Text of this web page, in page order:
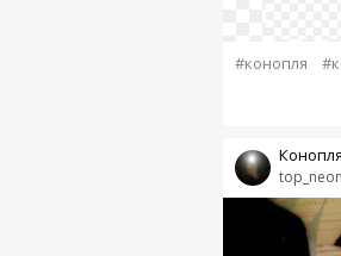
#конопля
top_neon
Конопля